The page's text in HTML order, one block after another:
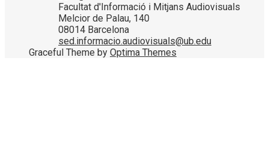
Facultat d'Informació i Mitjans Audiovisuals
Melcior de Palau, 140
08014 Barcelona
sed.informacio.audiovisuals@ub.edu
Graceful Theme by Optima Themes